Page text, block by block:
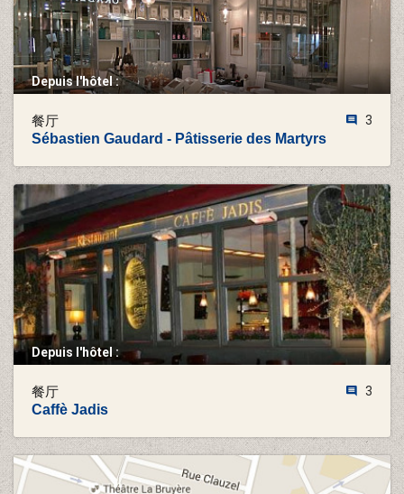
Depuis l'hôtel :
3
餐厅
Sébastien Gaudard - Pâtisserie des Martyrs
Depuis l'hôtel :
3
餐厅
Caffè Jadis